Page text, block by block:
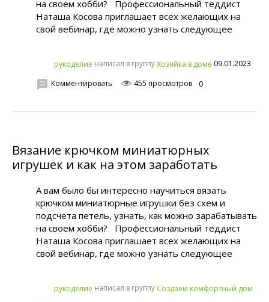
на своем хобби? Профессиональный теддист
Наташа Косова приглашает всех желающих на
свой вебинар, где можно узнать следующее
рукoделиe написал в группуХозяйка в доме 09.01.2023
Комментировать
455 просмотров 0
Вязание крючком миниатюрных
игрушек и как на этом заработать
А вам было бы интересно научиться вязать
крючком миниатюрные игрушки без схем и
подсчета петель, узнать, как можно зарабатывать
на своем хобби? Профессиональный теддист
Наташа Косова приглашает всех желающих на
свой вебинар, где можно узнать следующее
рукoделиe написал в группу Создаем комфортный дом